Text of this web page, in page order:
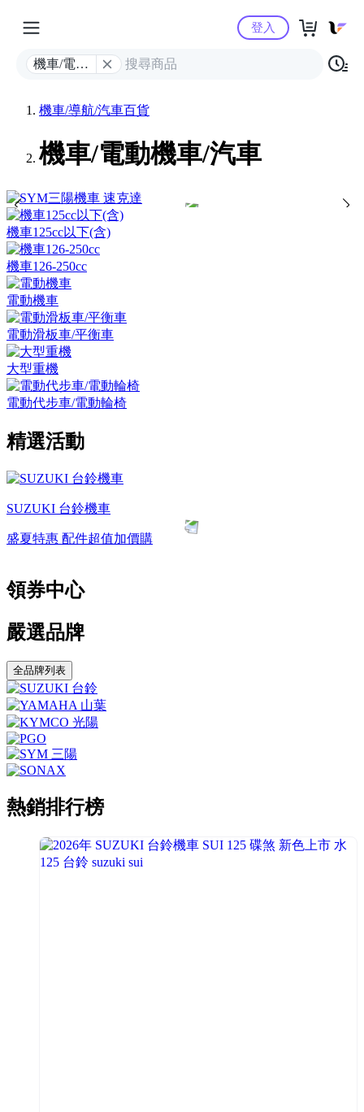
Yahoo購物中心
機車/電動
登入
機車/導航/汽車百貨
機車/電動機車/汽車
機車125cc以下(含)
機車126-250cc
電動機車
電動滑板車/平衡車
大型重機
電動代步車/電動輪椅
精選活動
SUZUKI 台鈴機車
盛夏特惠 配件超值加價購
領券中心
嚴選品牌
全品牌列表
熱銷排行榜